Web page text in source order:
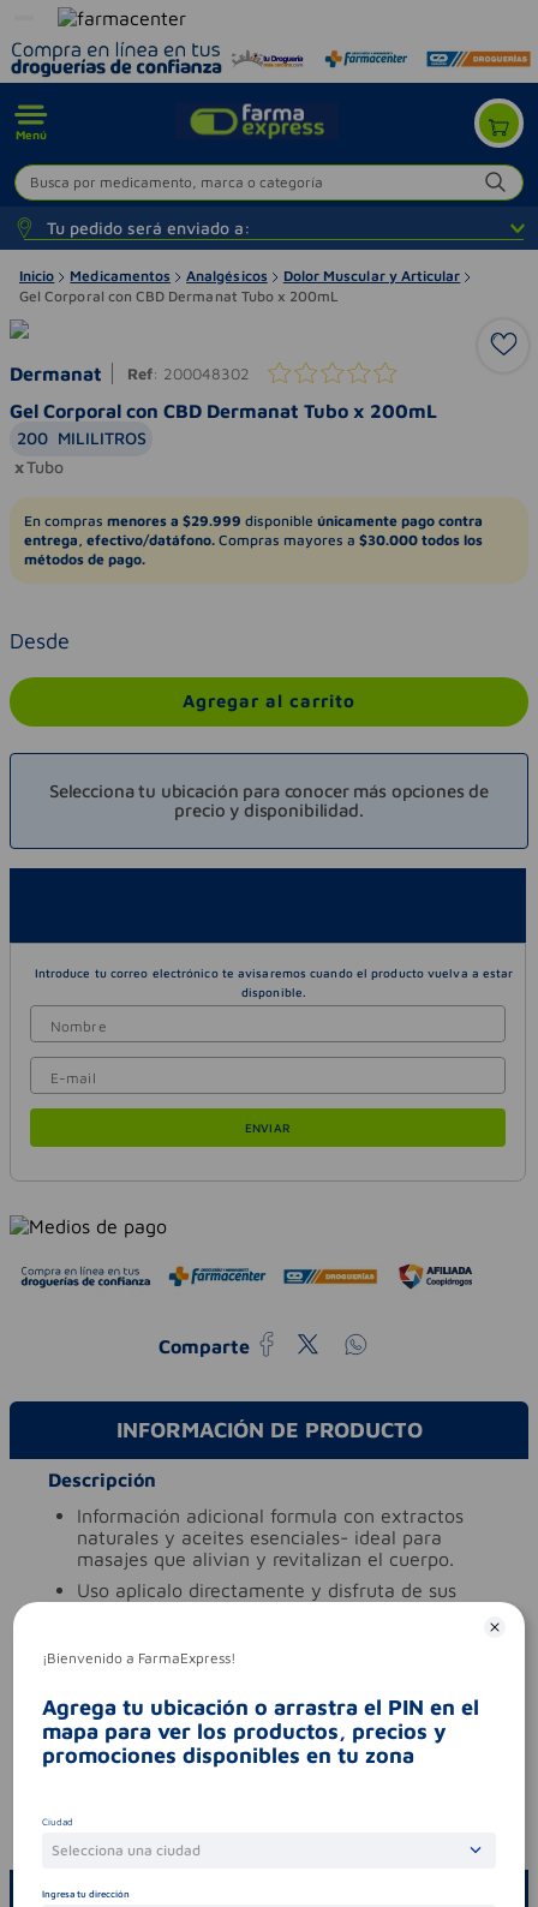
Menú
Busca por medicamento, marca o categoría
Tu pedido será enviado a:
Inicio Medicamentos Analgésicos
Dolor Muscular y Articular
Gel Corporal con CBD Dermanat Tubo x 200mL
Dermanat Ref: 200048302
Gel Corporal con CBD Dermanat Tubo x 200mL
200 MILILITROS
Tubo
En compras menores a $29.999 disponible únicamente pago contra
entrega, efectivo/datáfono. Compras mayores a $30.000 todos los
métodos de pago.
Desde
Agregar al carrito
Selecciona tu ubicación para conocer más opciones de
precio y disponibilidad.
ENVIAR
Comparte
INFORMACIÓN DE PRODUCTO
Descripción
información adicional formula con extractos
naturales y aceites esenciales- ideal para
masajes que alivian y revitalizan el cuerpo.
uso aplicalo directamente y disfruta de sus
Características especiales
glucosamina- condroitina- extracto de arnica
y calendula.
tipo de producto lociones
¡Bienvenido a FarmaExpress!
Agrega tu ubicación o arrastra el PIN en el
mapa para ver los productos, precios y
promociones disponibles en tu zona
Ciudad
Selecciona una ciudad
Ingresa tu dirección